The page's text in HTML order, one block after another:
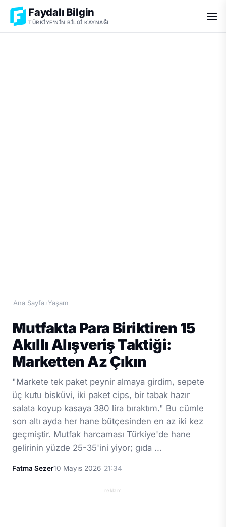
Faydalı Bilgin
TÜRKIYE'NIN BILGI KAYNAĞI
Ana Sayfa ›Yaşam
Mutfakta Para Biriktiren 15
Akıllı Alışveriş Taktiği:
Marketten Az Çıkın
"Markete tek paket peynir almaya girdim, sepete
üç kutu bisküvi, iki paket cips, bir tabak hazır
salata koyup kasaya 380 lira bıraktım." Bu cümle
son altı ayda her hane bütçesinden en az iki kez
geçmiştir. Mutfak harcaması Türkiye'de hane
gelirinin yüzde 25-35'ini yiyor; gıda ...
Fatma Sezer10 Mayıs 2026 21:34
reklam